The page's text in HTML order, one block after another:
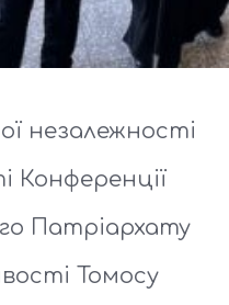
незалежності
Конференції
Патріархату
Томосу